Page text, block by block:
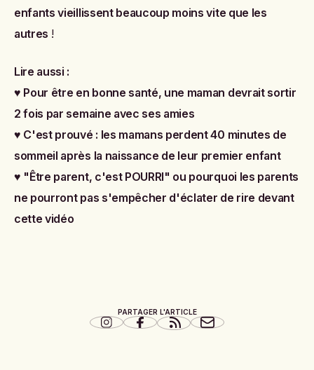
enfants vieillissent beaucoup moins vite que les
autres !
Lire aussi :
♥ Pour être en bonne santé, une maman devrait sortir
2 fois par semaine avec ses amies
♥ C'est prouvé : les mamans perdent 40 minutes de
sommeil après la naissance de leur premier enfant
♥ "Être parent, c'est POURRI" ou pourquoi les parents
ne pourront pas s'empêcher d'éclater de rire devant
cette vidéo
PARTAGER L'ARTICLE